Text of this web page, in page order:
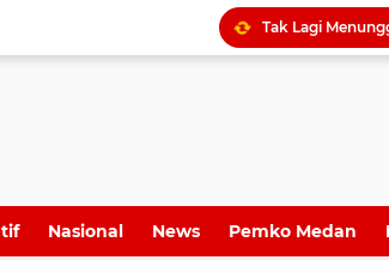
Dame Duma
Nasional News Pemko Medan